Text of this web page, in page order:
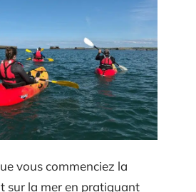
vous commenciez la
sur la mer en pratiquant